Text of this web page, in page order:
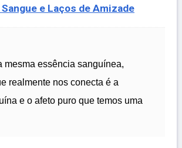
e Laços de Amizade
mesma essência sanguínea,
realmente nos conecta é a
e o afeto puro que temos uma